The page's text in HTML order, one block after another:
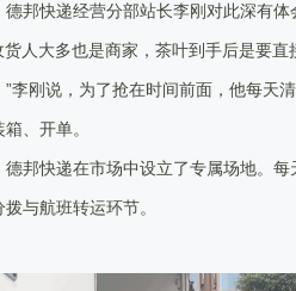
邦快递经营分部站长李刚对此深有
人大多也是商家，茶叶到手后是要
李刚说，为了抢在时间前面，他每天
、开单。
邦快递在市场中设立了专属场地。
与航班转运环节。